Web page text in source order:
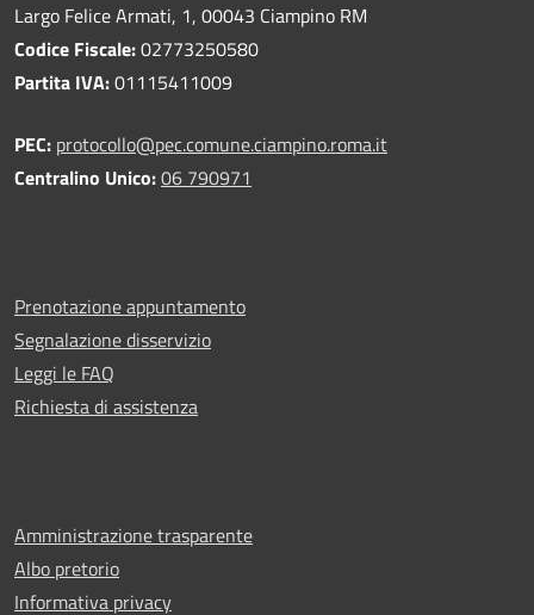
Largo Felice Armati, 1, 00043 Ciampino RM
Codice Fiscale:02773250580
Partita IVA:01115411009
PEC: protocollo@pec.comune.ciampino.roma.it
Centralino Unico:06 790971
Prenotazione appuntamento
Segnalazione disservizio
Leggi le FAQ
Richiesta di assistenza
Amministrazione trasparente
Albo pretorio
Informativa privacy